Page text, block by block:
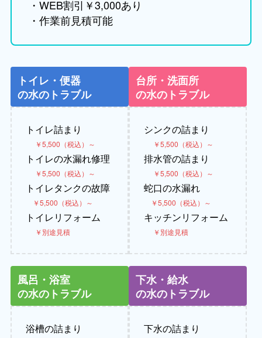
・WEB割引￥3,000あり
・作業前見積可能
トイレ・便器
の水のトラブル
トイレ詰まり
￥5,500（税込）～
トイレの水漏れ修理
￥5,500（税込）～
トイレタンクの故障
￥5,500（税込）～
トイレリフォーム
￥別途見積
台所・洗面所
の水のトラブル
シンクの詰まり
￥5,500（税込）～
排水管の詰まり
￥5,500（税込）～
蛇口の水漏れ
￥5,500（税込）～
キッチンリフォーム
￥別途見積
風呂・浴室
の水のトラブル
浴槽の詰まり
下水・給水
の水のトラブル
下水の詰まり